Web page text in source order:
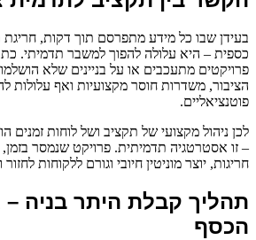
בעידן שבו כל מידע מתפרסם תוך דקות,
כספית – היא עלולה להפוך למשבר תדמיתי.
פרויקטים מתעכבים או על בניינים שלא הושלמו
הציבור, משדרות חוסר מקצועיות ואף עלולות
פוטנציאליים.
לכן ניהול מקצועי של תקציב ושל לוחות זמנים
– זו אסטרטגיה תדמיתית. פרויקט שנמסר בזמן,
חריגות, יוצר מוניטין חיובי וגורם ללקוחות לחזור
תהליך קבלת היתר בניה –
הכסף